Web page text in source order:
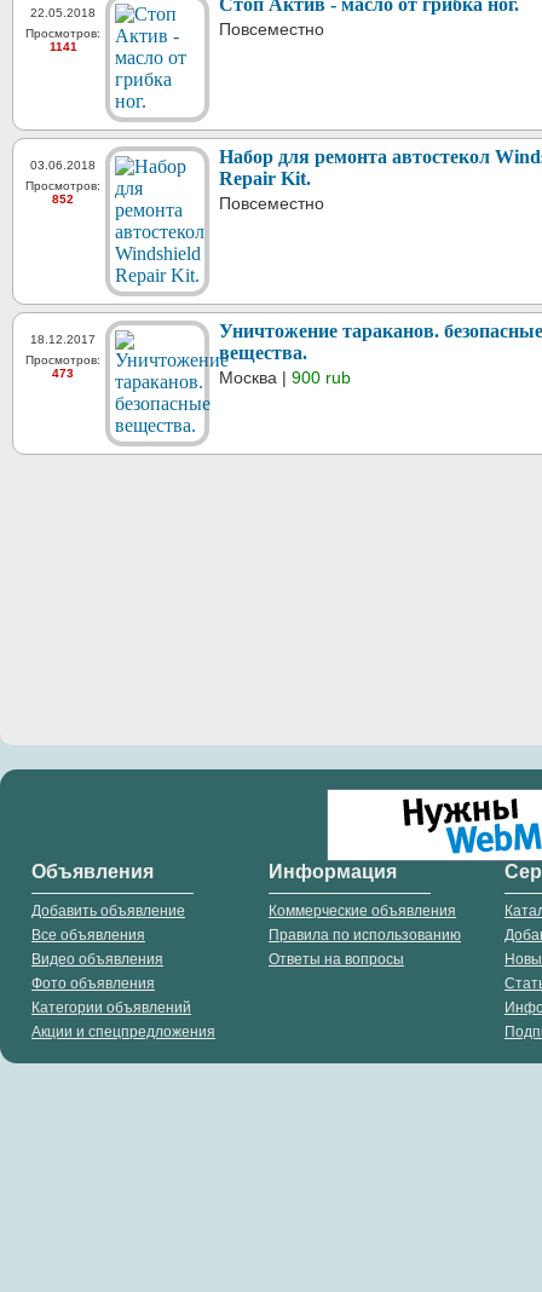
22.05.2018
Просмотров:
1141
Повсеместно
03.06.2018
Просмотров:
852
Набор для ремонта автостекол
Repair Kit.
Повсеместно
18.12.2017
Просмотров:
473
Уничтожение тараканов. безопасные
вещества.
Москва | 900 rub
Объявления
Добавить объявление
Все объявления
Видео объявления
Фото объявления
Категории объявлений
Акции и спецпредложения
Информация
Коммерческие объявления
Правила по использованию
Ответы на вопросы